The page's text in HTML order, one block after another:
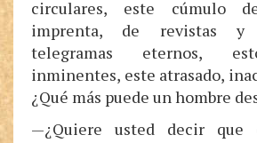
circulares, este cúmulo
imprenta, de revistas y
telegramas eternos,
inminentes, este atrasado,
¿Qué más puede un hombre
—¿Quiere usted decir que